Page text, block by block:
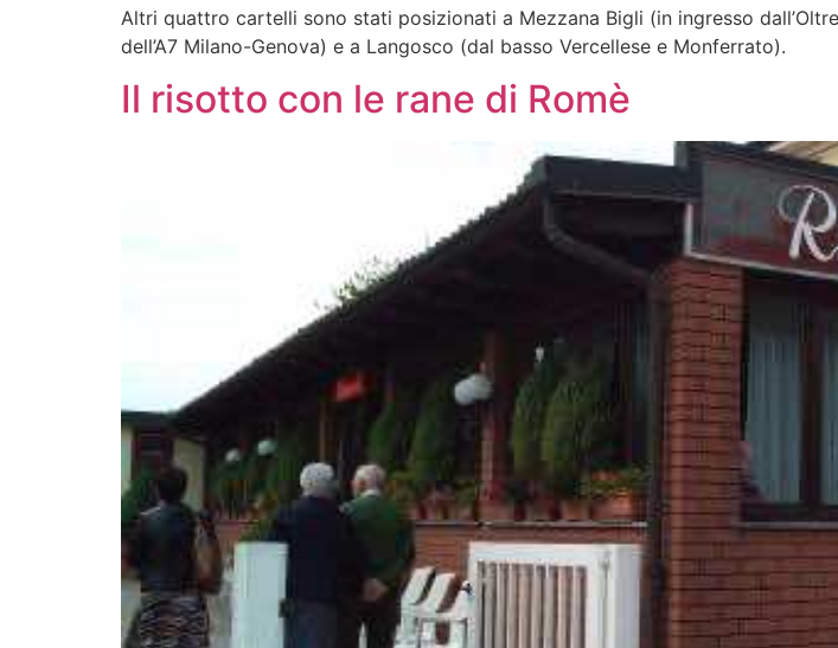
Altri quattro cartelli sono stati posizionati a Mezzana Bigli (in ingresso
dell’A7 Milano-Genova) e a Langosco (dal basso Vercellese e Monferrato).
Il risotto con le rane di Romè